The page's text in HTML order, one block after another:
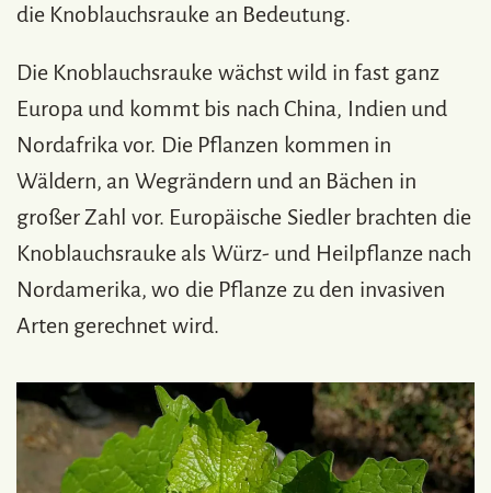
die Knoblauchsrauke an Bedeutung.
Die Knoblauchsrauke wächst wild in fast ganz
Europa und kommt bis nach China, Indien und
Nordafrika vor. Die Pflanzen kommen in
Wäldern, an Wegrändern und an Bächen in
großer Zahl vor. Europäische Siedler brachten die
Knoblauchsrauke als Würz- und Heilpflanze nach
Nordamerika, wo die Pflanze zu den invasiven
Arten gerechnet wird.